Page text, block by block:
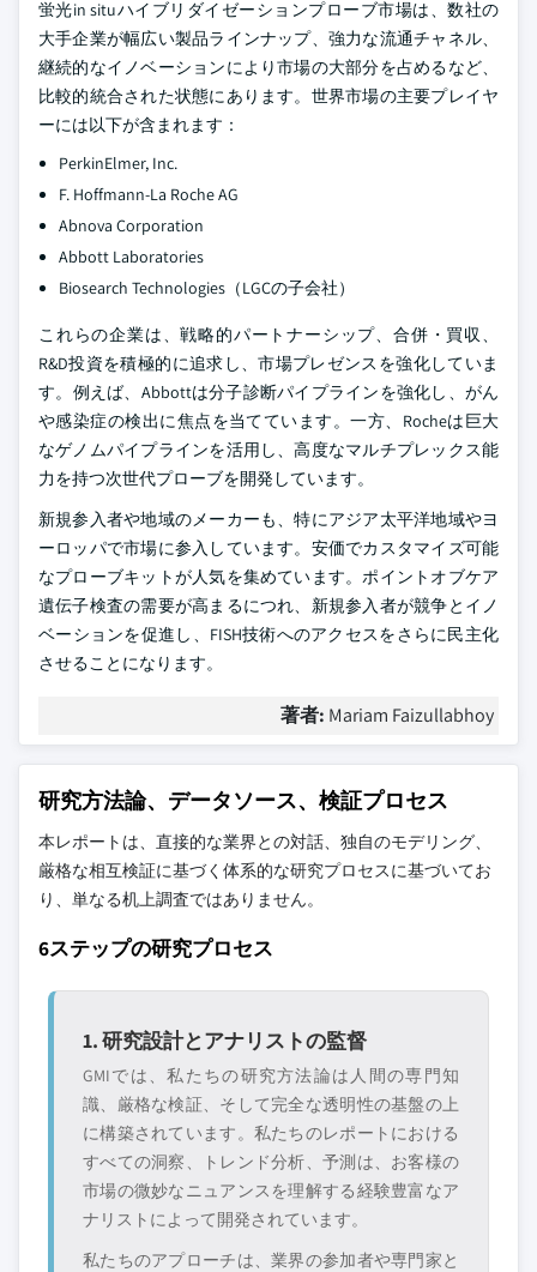
蛍光in situハイブリダイゼーションプローブ市場は、数社の
大手企業が幅広い製品ラインナップ、強力な流通チャネル、
継続的なイノベーションにより市場の大部分を占めるなど、
比較的統合された状態にあります。世界市場の主要プレイヤ
ーには以下が含まれます：
PerkinElmer, Inc.
F. Hoffmann-La Roche AG
Abnova Corporation
Abbott Laboratories
Biosearch Technologies（LGCの子会社）
これらの企業は、戦略的パートナーシップ、合併・買収、
R&D投資を積極的に追求し、市場プレゼンスを強化していま
す。例えば、Abbottは分子診断パイプラインを強化し、がん
や感染症の検出に焦点を当てています。一方、Rocheは巨大
なゲノムパイプラインを活用し、高度なマルチプレックス能
力を持つ次世代プローブを開発しています。
新規参入者や地域のメーカーも、特にアジア太平洋地域やヨ
ーロッパで市場に参入しています。安価でカスタマイズ可能
なプローブキットが人気を集めています。ポイントオブケア
遺伝子検査の需要が高まるにつれ、新規参入者が競争とイノ
ベーションを促進し、FISH技術へのアクセスをさらに民主化
させることになります。
著者: Mariam Faizullabhoy
研究方法論、データソース、検証プロセス
本レポートは、直接的な業界との対話、独自のモデリング、
厳格な相互検証に基づく体系的な研究プロセスに基づいてお
り、単なる机上調査ではありません。
6ステップの研究プロセス
1. 研究設計とアナリストの監督
GMIでは、私たちの研究方法論は人間の専門知
識、厳格な検証、そして完全な透明性の基盤の上
に構築されています。私たちのレポートにおける
すべての洞察、トレンド分析、予測は、お客様の
市場の微妙なニュアンスを理解する経験豊富なア
ナリストによって開発されています。
私たちのアプローチは、業界の参加者や専門家と